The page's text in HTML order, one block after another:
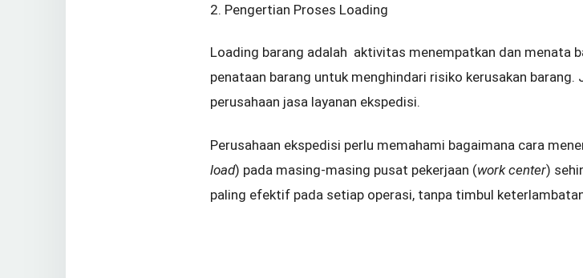
2. Pengertian Proses Loading
Loading barang adalah aktivitas menempatkan dan menata
penataan barang untuk menghindari risiko kerusakan barang.
perusahaan jasa layanan ekspedisi.
Perusahaan ekspedisi perlu memahami bagaimana cara
load) pada masing-masing pusat pekerjaan (work center)
paling efektif pada setiap operasi, tanpa timbul